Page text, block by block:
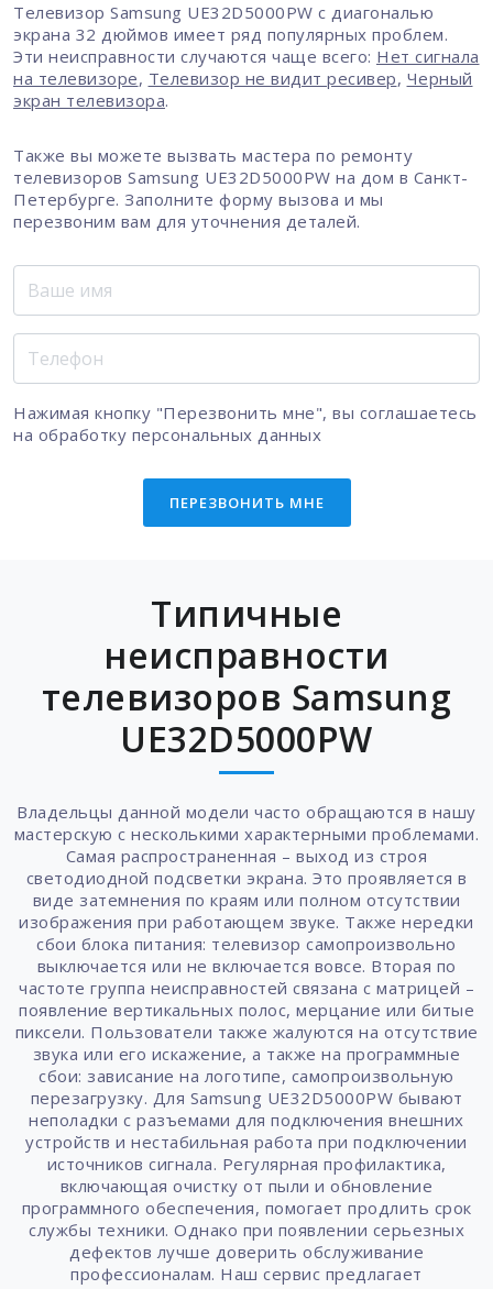
Телевизор Samsung UE32D5000PW с диагональю
экрана 32 дюймов имеет ряд популярных проблем.
Эти неисправности случаются чаще всего: Нет сигнала
на телевизоре, Телевизор не видит ресивер, Черный
экран телевизора.
Также вы можете вызвать мастера по ремонту
телевизоров Samsung UE32D5000PW на дом в Санкт-
Петербурге. Заполните форму вызова и мы
перезвоним вам для уточнения деталей.
Нажимая кнопку "Перезвонить мне", вы соглашаетесь
на обработку персональных данных
ПЕРЕЗВОНИТЬ МНЕ
Типичные
неисправности
телевизоров Samsung
UE32D5000PW
Владельцы данной модели часто обращаются в нашу
мастерскую с несколькими характерными проблемами.
Самая распространенная – выход из строя
светодиодной подсветки экрана. Это проявляется в
виде затемнения по краям или полном отсутствии
изображения при работающем звуке. Также нередки
сбои блока питания: телевизор самопроизвольно
выключается или не включается вовсе. Вторая по
частоте группа неисправностей связана с матрицей –
появление вертикальных полос, мерцание или битые
пиксели. Пользователи также жалуются на отсутствие
звука или его искажение, а также на программные
сбои: зависание на логотипе, самопроизвольную
перезагрузку. Для Samsung UE32D5000PW бывают
неполадки с разъемами для подключения внешних
устройств и нестабильная работа при подключении
источников сигнала. Регулярная профилактика,
включающая очистку от пыли и обновление
программного обеспечения, помогает продлить срок
службы техники. Однако при появлении серьезных
дефектов лучше доверить обслуживание
профессионалам. Наш сервис предлагает